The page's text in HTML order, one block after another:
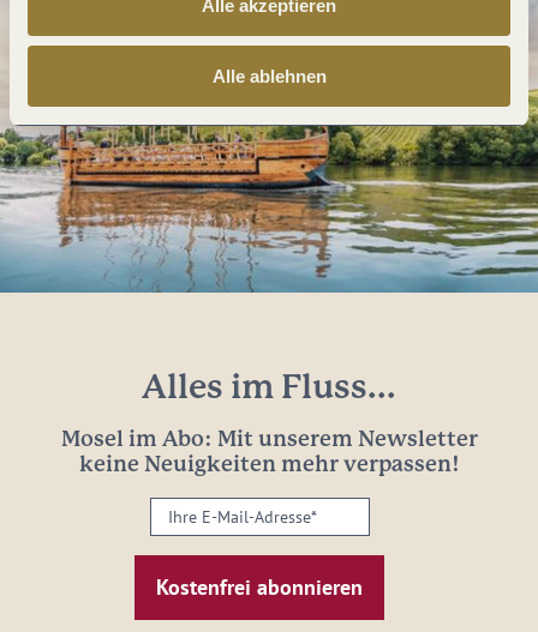
Alle akzeptieren
Alle ablehnen
Alles im Fluss...
Mosel im Abo: Mit unserem Newsletter
keine Neuigkeiten mehr verpassen!
Ihre
E-
Mail-
Adresse: